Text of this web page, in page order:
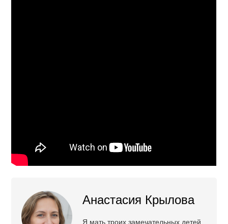
Анастасия Крылова
Я мать троих замечательных детей